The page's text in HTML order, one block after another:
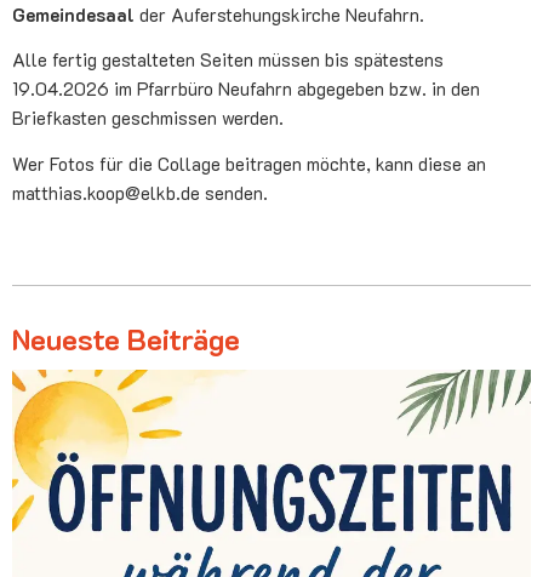
Gemeindesaal der Auferstehungskirche Neufahrn.
Alle fertig gestalteten Seiten müssen bis spätestens
19.04.2026 im Pfarrbüro Neufahrn abgegeben bzw. in den
Briefkasten geschmissen werden.
Wer Fotos für die Collage beitragen möchte, kann diese an
matthias.koop@elkb.de senden.
Neueste Beiträge